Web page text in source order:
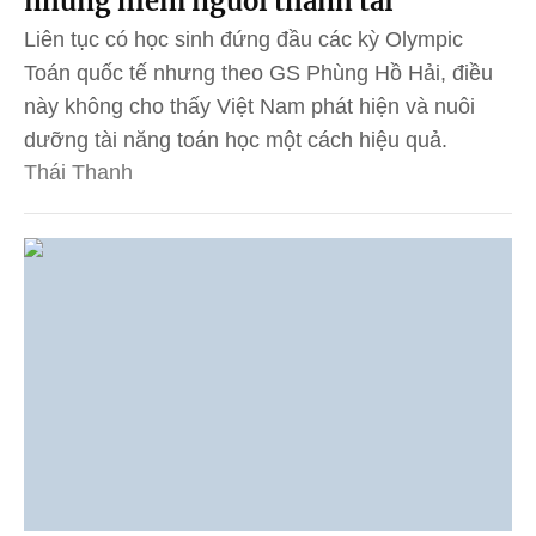
Liên tục có học sinh đứng đầu các kỳ Olympic
Toán quốc tế nhưng theo GS Phùng Hồ Hải, điều
này không cho thấy Việt Nam phát hiện và nuôi
dưỡng tài năng toán học một cách hiệu quả.
Thái Thanh